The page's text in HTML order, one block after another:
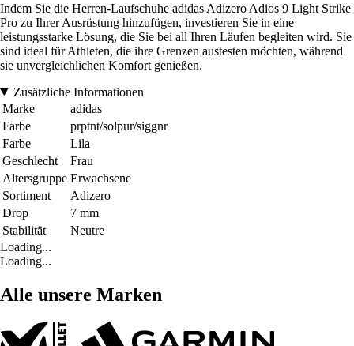
Indem Sie die Herren-Laufschuhe adidas Adizero Adios 9 Light Strike
Pro zu Ihrer Ausrüstung hinzufügen, investieren Sie in eine
leistungsstarke Lösung, die Sie bei all Ihren Läufen begleiten wird. Sie
sind ideal für Athleten, die ihre Grenzen austesten möchten, während
sie unvergleichlichen Komfort genießen.
Zusätzliche Informationen
Marke
adidas
Farbe
prptnt/solpur/siggnr
Farbe
Lila
Geschlecht
Frau
Altersgruppe Erwachsene
Sortiment
Adizero
Drop
7 mm
Stabilität
Neutre
Loading...
Loading...
Alle unsere Marken